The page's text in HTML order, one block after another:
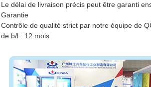
Le délai de livraison précis peut être garanti
Garantie
Contrôle de qualité strict par notre équipe de
de b/l : 12 mois